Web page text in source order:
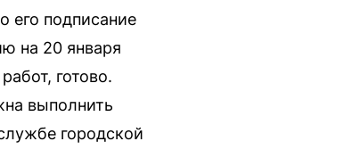
его подписание
на 20 января
готово.
выполнить
городской